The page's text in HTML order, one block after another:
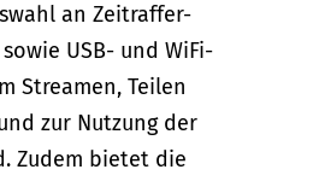
an Zeitraffer-
USB- und WiFi-
Streamen, Teilen
zur Nutzung der
Zudem bietet die